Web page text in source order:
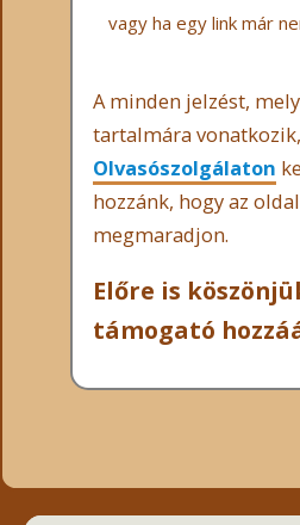
vagy ha egy link már
A minden jelzést,
tartalmára
Olvasószolgálaton
hozzánk, hogy az
megmaradjon.
Előre is
támogató